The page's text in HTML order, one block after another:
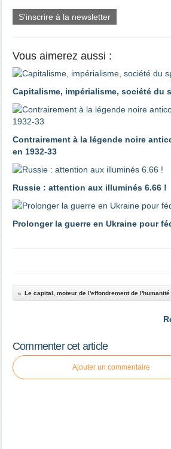
S'inscrire à la newsletter
Vous aimerez aussi :
Capitalisme, impérialisme, société du
Contrairement à la légende noire
en 1932-33
Russie : attention aux illuminés 6.66 !
Prolonger la guerre en Ukraine pour
Le capital, moteur de l'effondrement de l'humanité
Commenter cet article
Ajouter un commentaire